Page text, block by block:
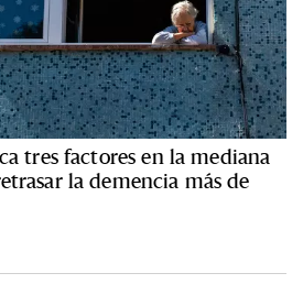
tres factores en la mediana
la demencia más de